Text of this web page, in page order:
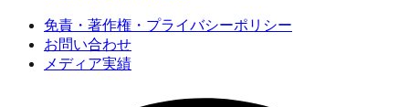
免責・著作権・プライバシーポリシー
お問い合わせ
メディア実績